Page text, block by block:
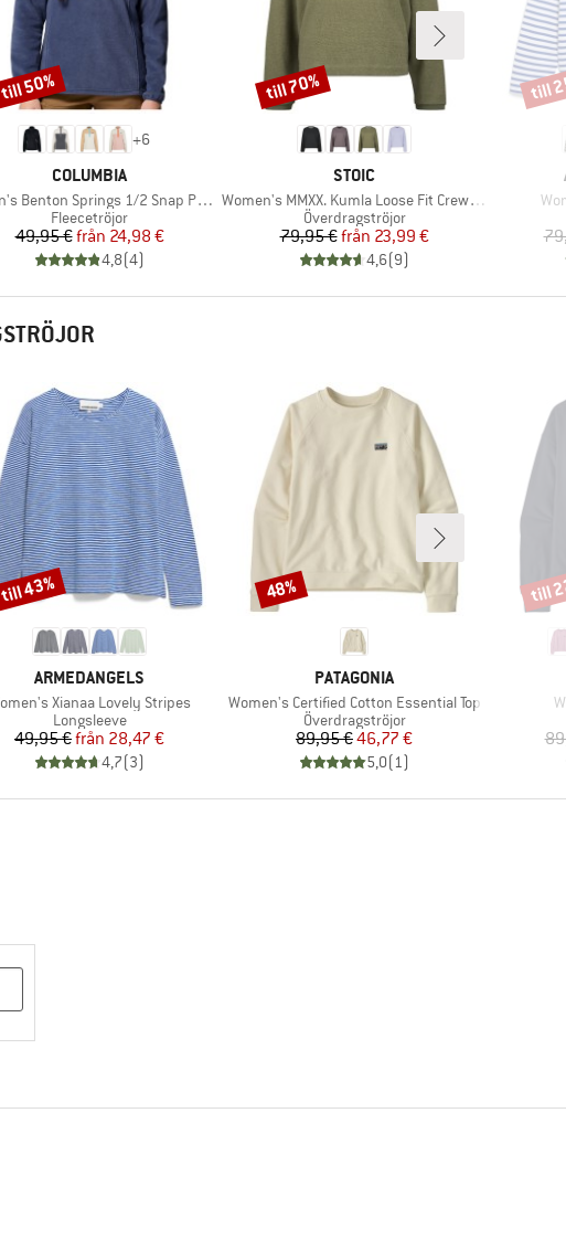
+6
VARUMÄRKE
COLUMBIA
Benton Springs 1/2 Snap Pull Over II
Produktgrupp
Fleecetröjor
Pris
49,95 € Reducerat pris
från 24,98 €
4,8(4)
50%
VARUMÄRKE
STOIC
Produkter
Women's MMXX. Kumla Loose Fit Crew Neck
Produktgrupp
Överdragströjor
Pris
79,95 € Reducerat pris
från 23,99 €
4,6(9)
Rabatt
till 70% till
VARUMÄRKE
ARMEDANGELS
Xianaa Lovely Stripes
Produktgrupp
Longsleeve
Pris
49,95 € Reducerat pris
från 28,47 €
4,7(3)
43%
VARUMÄRKE
PATAGONIA
Produkter
Women's Certified Cotton Essential Top
Produktgrupp
Överdragströjor
Pris
89,95 €Reducerat pris
46,77 €
5,0(1)
Rabatt
48% till